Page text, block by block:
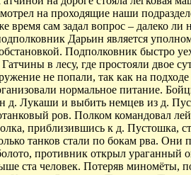
на проходящие наши
время сам задал вопрос – далеко
Дарьин является
Подполковник быстро
в лесу, где простояли
не попали, так как на
нормальное питание.
д. Лукаши и выбить немцев из д.
ров. Полком командовал
приблизившись к д. Пустошка,
танков стали по бокам рва.
противник открыл
ста человек. Потеряв миномёты,